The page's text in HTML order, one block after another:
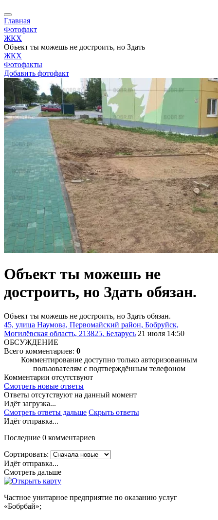
Главная
Фотофакт
ЖКХ
Объект ты можешь не достроить, но Здать
ЖКХ
Фотофакты
Добавить фотофакт
Объект ты можешь не
достроить, но Здать обязан.
Объект ты можешь не достроить, но Здать обязан.
45, улица Наумова, Первомайский район, Бобруйск,
Могилёвская область, 213825, Беларусь 21 июля 14:50
ОБСУЖДЕНИЕ
Всего комментариев: 0
Комментирование доступно только авторизованным
пользователям с подтверждённым телефоном
Комментарии отсутствуют
Смотреть новые ответы
Ответы отсутствуют на данный момент
Идёт загрузка...
Смотреть ответы дальше Скрыть ответы
Идёт отправка...
Последние 0 комментариев
Сортировать:
Идёт отправка...
Смотреть дальше
Частное унитарное предприятие по оказанию услуг
«Бобрбай»;